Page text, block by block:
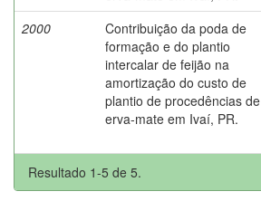
2000
Contribuição da poda de
formação e do plantio
intercalar de feijão na
amortização do custo de
plantio de procedências de
erva-mate em Ivaí, PR.
Resultado 1-5 de 5.